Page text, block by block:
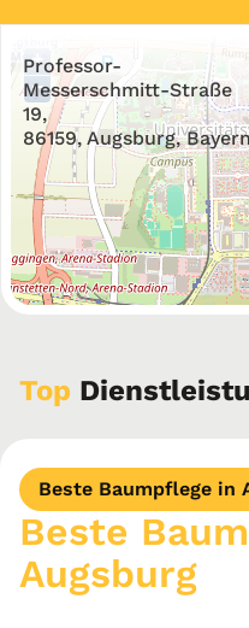
+
−
Professor-
Messerschmitt-Straße
19,
86159, Augsburg,
Top
Beste Baumpflege in
Beste
Augsburg